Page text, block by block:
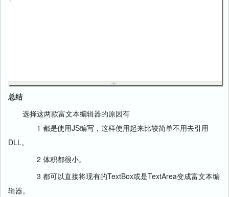
总结
选择这两款富文本编辑器的原因有
1 都是使用JS编写，这样使用起来比较简单不用去引用
DLL。
2 体积都很小。
3 都可以直接将现有的TextBox或是TextArea变成富文本编
辑器。